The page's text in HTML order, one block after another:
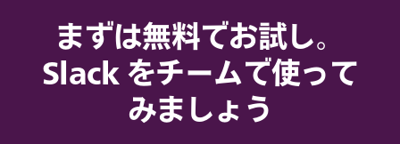
まずは無料でお試し。
Slack をチームで使って
みましょう